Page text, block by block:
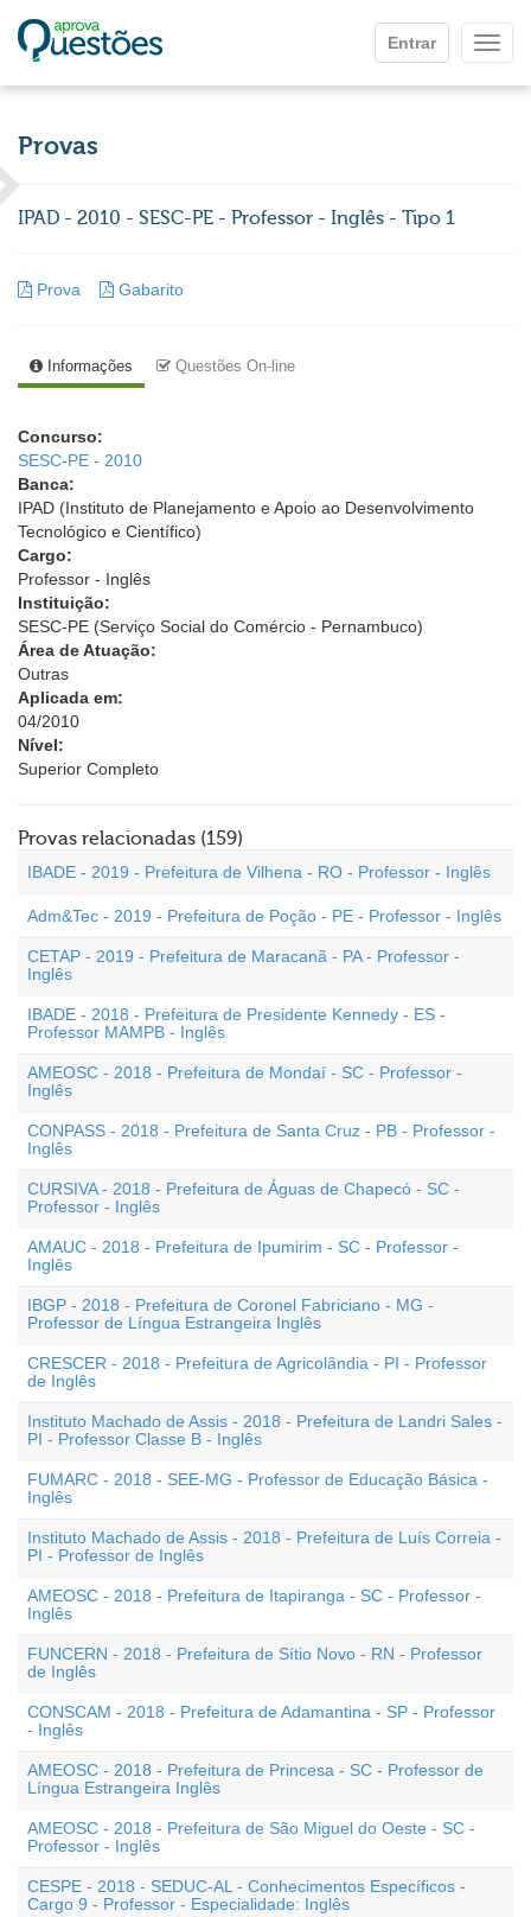
Entrar
Provas
IPAD - 2010 - SESC-PE - Professor - Inglês - Tipo 1
Prova Gabarito
Informações Questões On-line
Concurso:
SESC-PE - 2010
Banca:
IPAD (Instituto de Planejamento e Apoio ao Desenvolvimento
Tecnológico e Científico)
Cargo:
Professor - Inglês
Instituição:
SESC-PE (Serviço Social do Comércio - Pernambuco)
Área de Atuação:
Outras
Aplicada em:
04/2010
Nível:
Superior Completo
Provas relacionadas (159)
IBADE - 2019 - Prefeitura de Vilhena - RO - Professor - Inglês
Adm&Tec - 2019 - Prefeitura de Poção - PE - Professor - Inglês
CETAP - 2019 - Prefeitura de Maracanã - PA - Professor -
Inglês
IBADE - 2018 - Prefeitura de Presidente Kennedy - ES -
Professor MAMPB - Inglês
AMEOSC - 2018 - Prefeitura de Mondaí - SC - Professor -
Inglês
CONPASS - 2018 - Prefeitura de Santa Cruz - PB - Professor -
Inglês
CURSIVA - 2018 - Prefeitura de Águas de Chapecó - SC -
Professor - Inglês
AMAUC - 2018 - Prefeitura de Ipumirim - SC - Professor -
Inglês
IBGP - 2018 - Prefeitura de Coronel Fabriciano - MG -
Professor de Língua Estrangeira Inglês
CRESCER - 2018 - Prefeitura de Agricolândia - PI - Professor
de Inglês
Instituto Machado de Assis - 2018 - Prefeitura de Landri Sales -
PI - Professor Classe B - Inglês
FUMARC - 2018 - SEE-MG - Professor de Educação Básica -
Inglês
Instituto Machado de Assis - 2018 - Prefeitura de Luís Correia -
PI - Professor de Inglês
AMEOSC - 2018 - Prefeitura de Itapiranga - SC - Professor -
Inglês
FUNCERN - 2018 - Prefeitura de Sítio Novo - RN - Professor
de Inglês
CONSCAM - 2018 - Prefeitura de Adamantina - SP - Professor
- Inglês
AMEOSC - 2018 - Prefeitura de Princesa - SC - Professor de
Língua Estrangeira Inglês
AMEOSC - 2018 - Prefeitura de São Miguel do Oeste - SC -
Professor - Inglês
CESPE - 2018 - SEDUC-AL - Conhecimentos Específicos -
Cargo 9 - Professor - Especialidade: Inglês